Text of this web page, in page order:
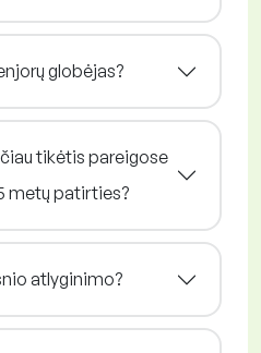
globėjas?
tikėtis pareigose
metų patirties?
atlyginimo?